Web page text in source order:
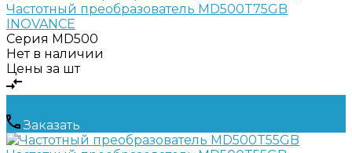
Частотный преобразователь MD500T75GB
INOVANCE
Серия MD500
Нет в наличии
Цены за шт
Заказать